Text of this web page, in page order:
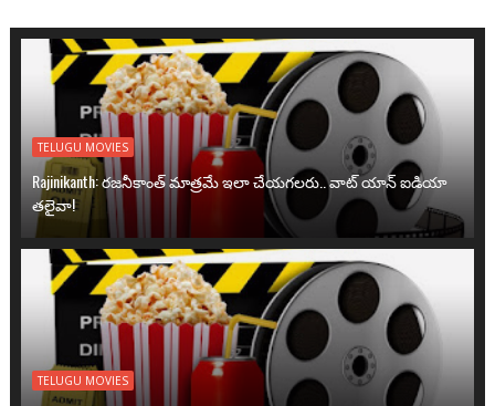
TELUGU MOVIES
Rajinikanth: రజనీకాంత్ మాత్రమే ఇలా చేయగలరు.. వాట్ యాన్ ఐడియా
తలైవా!
TELUGU MOVIES